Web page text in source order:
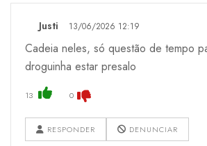
Justi 13/06/2026 12:19
Cadeia neles, só questão de tempo
droguinha estar presalo
13 0
RESPONDER DENUNCIAR